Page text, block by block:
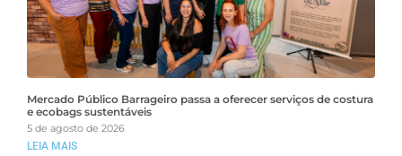
Mercado Público Barrageiro passa a oferecer serviços de costura
e ecobags sustentáveis
5 de agosto de 2026
LEIA MAIS